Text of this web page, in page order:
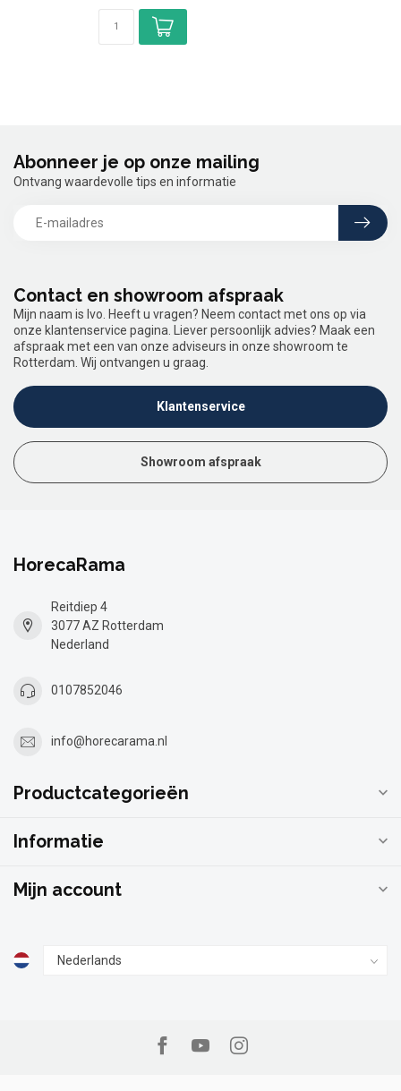
Contact en showroom afspraak
Mijn naam is Ivo. Heeft u vragen? Neem contact met ons op via
onze klantenservice pagina. Liever persoonlijk advies? Maak een
afspraak met een van onze adviseurs in onze showroom te
Rotterdam. Wij ontvangen u graag.
Klantenservice
Showroom afspraak
Abonneer je op onze mailing
Ontvang waardevolle tips en informatie
HorecaRama
Reitdiep 4
3077 AZ Rotterdam
Nederland
0107852046
info@horecarama.nl
Productcategorieën
Informatie
Mijn account